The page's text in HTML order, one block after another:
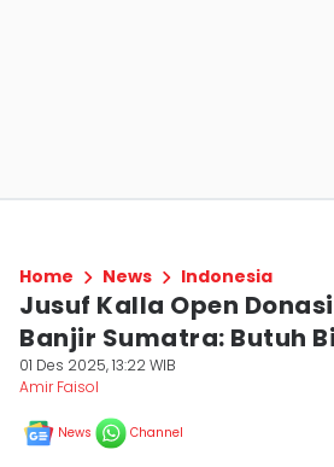
Home News Indonesia
Jusuf Kalla Open
Banjir Sumatra: Butuh
01 Des 2025, 13:22 WIB
Amir Faisol
News Channel